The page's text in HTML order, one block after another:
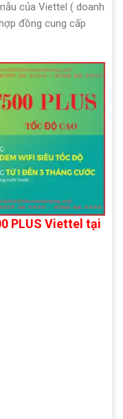
của Viettel ( doanh
đồng cung cấp
PLUS Viettel tại